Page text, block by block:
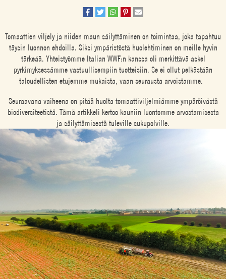
Tomaattien viljely ja niiden maun säilyttäminen on toimintaa, joka tapahtuu
täysin luonnon ehdoilla. Siksi ympäristöstä huolehtiminen on meille hyvin
tärkeää. Yhteistyömme Italian WWF:n kanssa oli merkittävä askel
pyrkimyksessämme vastuullisempiin tuotteisiin. Se ei ollut pelkästään
taloudellisten etujemme mukaista, vaan seurausta arvoistamme.
Seuraavana vaiheena on pitää huolta tomaattiviljelmiämme ympäröivästä
biodiversiteetistä. Tämä artikkeli kertoo kauniin luontomme arvostamisesta
ja säilyttämisestä tuleville sukupolville.